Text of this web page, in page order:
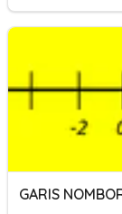
GARIS